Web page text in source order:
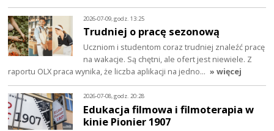
2026-07-09, godz. 13:25
Trudniej o pracę sezonową
Uczniom i studentom coraz trudniej znaleźć pracę
na wakacje. Są chętni, ale ofert jest niewiele. Z
raportu OLX praca wynika, że liczba aplikacji na jedno… » więcej
2026-07-08, godz. 20:28
Edukacja filmowa i filmoterapia w
kinie Pionier 1907